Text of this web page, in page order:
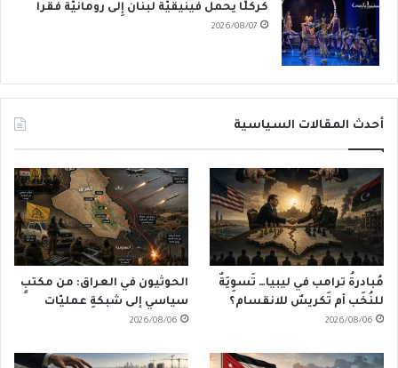
كركلَّا يحمل فينيقيَّة لبنان إِلى رومانيَّة فقرا
2026/08/07
أحدث المقالات السياسية
مُبادرةُ ترامب في ليبيا… تَسوِيَةٌ
للنُخَب أم تَكريسٌ للانقسام؟
2026/08/06
الحوثيون في العراق: من مكتبٍ
سياسي إلى شبكةِ عمليّات
2026/08/06